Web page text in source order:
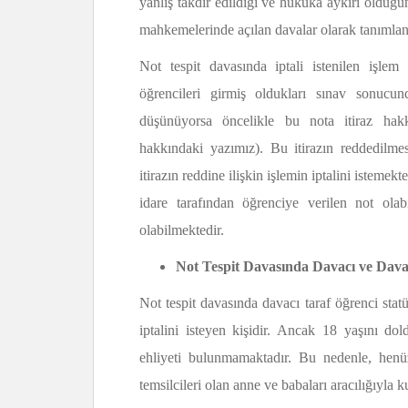
mahkemelerinde açılan davalar olarak
Not tespit davasında iptali istenilen işlem
öğrencileri girmiş oldukları sınav
düşünüyorsa öncelikle bu nota itiraz
hakkındaki yazımız). Bu itirazın
itirazın reddine ilişkin işlemin iptalini
idare tarafından öğrenciye verilen not
olabilmektedir.
Not Tespit Davasında Davacı ve
Not tespit davasında davacı taraf öğrenci
iptalini isteyen kişidir. Ancak 18 yaşını
ehliyeti bulunmamaktadır. Bu nedenle,
temsilcileri olan anne ve babaları aracılığıyla